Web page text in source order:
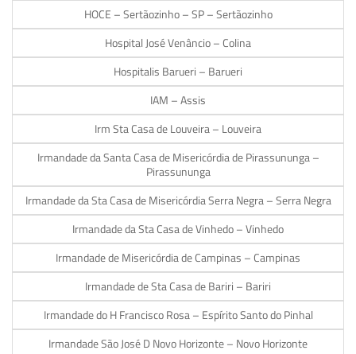
HOCE – Sertãozinho – SP – Sertãozinho
Hospital José Venâncio – Colina
Hospitalis Barueri – Barueri
IAM – Assis
Irm Sta Casa de Louveira – Louveira
Irmandade da Santa Casa de Misericórdia de Pirassununga –
Pirassununga
Irmandade da Sta Casa de Misericórdia Serra Negra – Serra Negra
Irmandade da Sta Casa de Vinhedo – Vinhedo
Irmandade de Misericórdia de Campinas – Campinas
Irmandade de Sta Casa de Bariri – Bariri
Irmandade do H Francisco Rosa – Espírito Santo do Pinhal
Irmandade São José D Novo Horizonte – Novo Horizonte